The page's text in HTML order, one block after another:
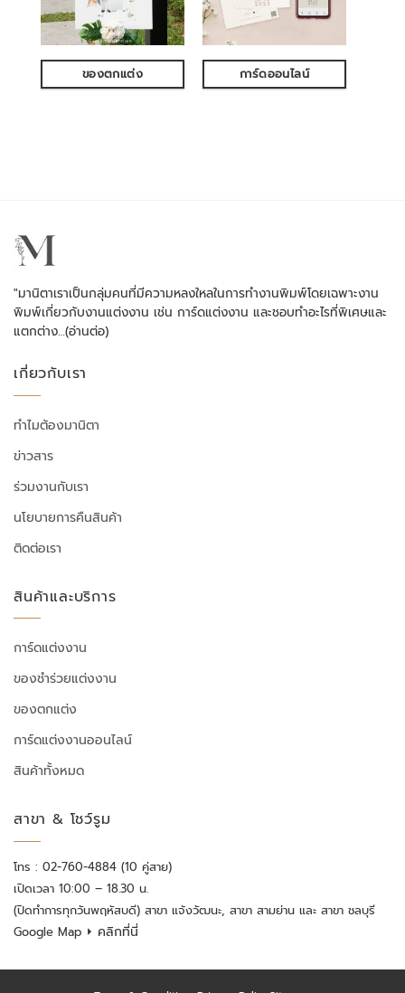
ของตกแต่ง การ์ดออนไลน์
"มานิตาเราเป็นกลุ่มคนที่มีความหลงใหลในการทำงานพิมพ์โดยเฉพาะงาน
พิมพ์เกี่ยวกับงานแต่งงาน เช่น การ์ดแต่งงาน และชอบทำอะไรที่พิเศษและ
แตกต่าง…(อ่านต่อ)
เกี่ยวกับเรา
ทำไมต้องมานิตา
ข่าวสาร
ร่วมงานกับเรา
นโยบายการคืนสินค้า
ติดต่อเรา
สินค้าและบริการ
การ์ดแต่งงาน
ของชำร่วยแต่งงาน
ของตกแต่ง
การ์ดแต่งงานออนไลน์
สินค้าทั้งหมด
สาขา & โชว์รูม
โทร : 02-760-4884 (10 คู่สาย)
เปิดเวลา 10:00 – 18.30 น.
(ปิดทำการทุกวันพฤหัสบดี) สาขา แจ้งวัฒนะ, สาขา สามย่าน และ สาขา ชลบุรี
Google Map ⏵ คลิกที่นี่